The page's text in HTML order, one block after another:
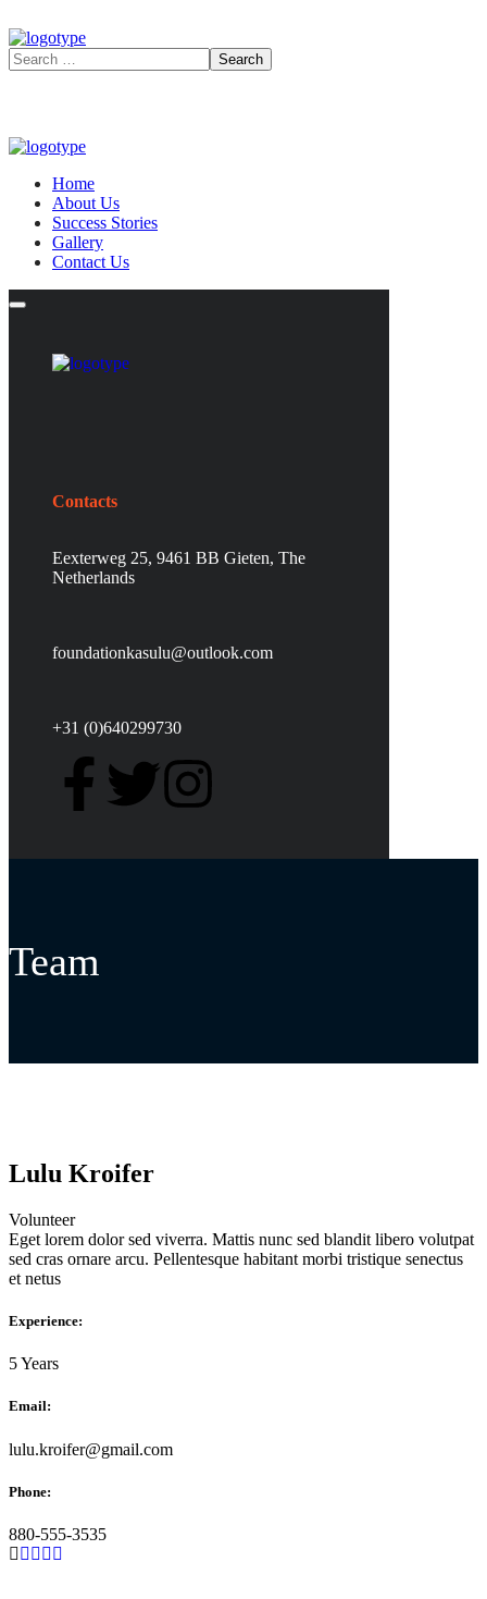
Home
About Us
Success Stories
Gallery
Contact Us
Contacts
Eexterweg 25, 9461 BB Gieten, The
Netherlands
foundationkasulu@outlook.com
+31 (0)640299730
Team
Lulu Kroifer
Volunteer
Eget lorem dolor sed viverra. Mattis nunc sed blandit libero volutpat
sed cras ornare arcu. Pellentesque habitant morbi tristique senectus
et netus
Experience:
5 Years
Email:
lulu.kroifer@gmail.com
Phone:
880-555-3535